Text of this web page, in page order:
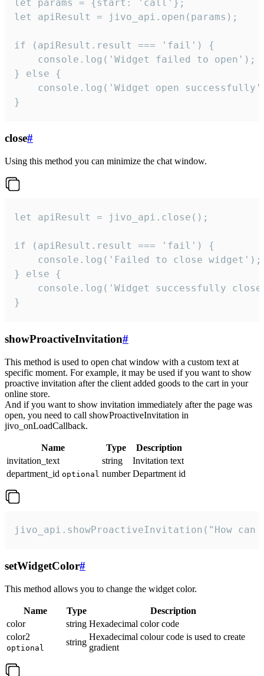
let params = {start: 'call'};
let apiResult = jivo_api.open(params);
if (apiResult.result === 'fail') {
    console.log('Widget failed to open');
} else {
console.log('Widget open
}
close#
Using this method you can minimize the chat window.
let apiResult = jivo_api.close();
if (apiResult.result === 'fail') {
    console.log('Failed to close widget');
} else {
console.log('Widget successfully
}
showProactiveInvitation#
This method is used to open chat window with a custom text at
specific moment. For example, it may be used if you want to show
proactive invitation after the client added goods to the cart in your
online store.
And if you want to show invitation immediately after the page was
open, you need to call showProactiveInvitation in
jivo_onLoadCallback.
Name Type
Description
invitation_text
string
Invitation text
department_id optional number Department id
jivo_api.showProactiveInvitation("How
setWidgetColor#
This method allows you to change the widget color.
Name Type
Description
color
string Hexadecimal color code
color2
optional
string
Hexadecimal colour code is used to create
gradient